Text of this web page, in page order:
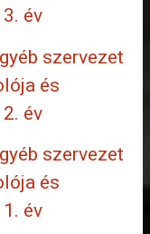
év
szervezet
és
év
szervezet
és
év